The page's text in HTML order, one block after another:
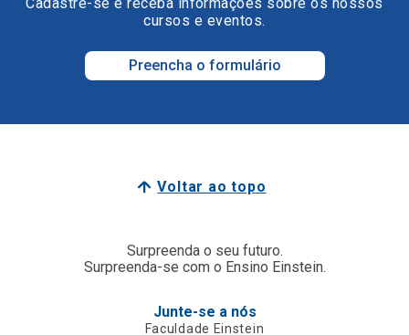
cursos e eventos.
Preencha o formulário
Voltar ao topo
Surpreenda o seu futuro.
Surpreenda-se com o Ensino Einstein.
Junte-se a nós
Faculdade Einstein